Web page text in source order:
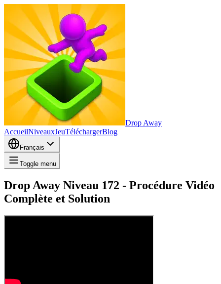
Drop Away
AccueilNiveauxJeuTéléchargerBlog
Français
Toggle menu
Drop Away Niveau 172 - Procédure Vidéo
Complète et Solution